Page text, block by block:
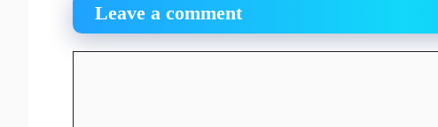
Leave a comment